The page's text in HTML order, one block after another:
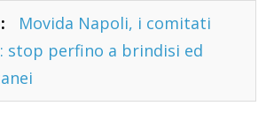
Movida Napoli, i comitati
stop perfino a brindisi ed